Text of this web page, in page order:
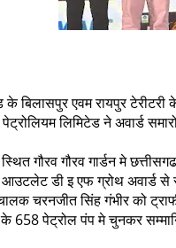
के बिलासपुर एवम रायपुर
लिमिटेड ने अवार्ड
गौरव गौरव गार्डन मे
डी इ एफ ग्रोथ अवार्ड से
चरनजीत सिंह गंभीर को
के 658 पेट्रोल पंप मे चुनकर